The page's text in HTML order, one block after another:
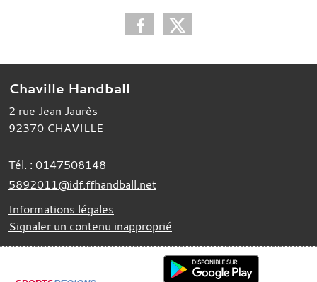
Chaville Handball
2 rue Jean Jaurès
92370 CHAVILLE
Tél. : 0147508148
5892011@idf.ffhandball.net
Informations légales
Signaler un contenu inapproprié